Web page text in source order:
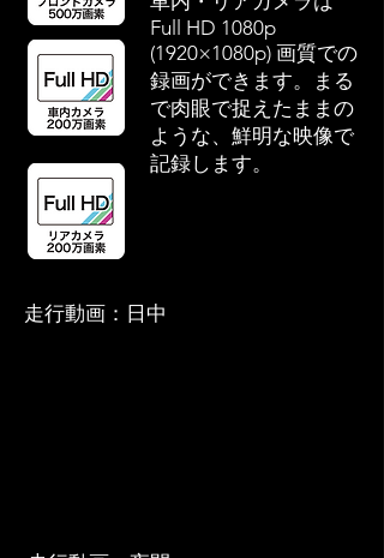
Full HD 1080p
(1920×1080p) 画質での
録画ができます。まる
で肉眼で捉えたままの
ような、鮮明な映像で
記録します。
走行動画：日中